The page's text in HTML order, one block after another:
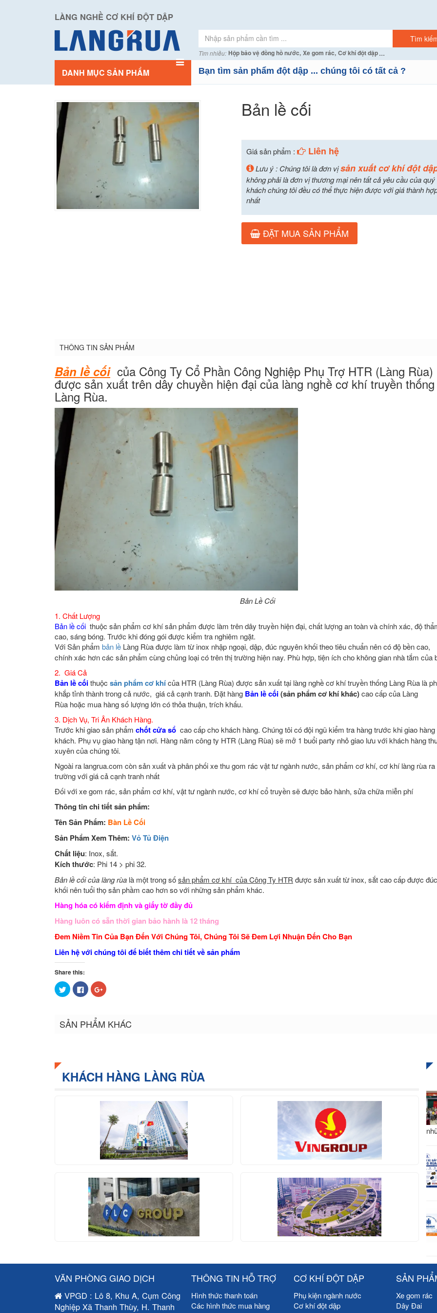
LÀNG NGHỀ CƠ KHÍ ĐỘT DẬP
Tìm nhiều: Hộp bảo vệ đồng hồ nước, Xe gom rác, Cơ khí đột dập...
DANH MỤC SẢN PHẨM Bạn tìm sản phẩm đột dập ... chúng tôi có tất cả ?
Bản lề cối
Giá sản phẩm : Liên hệ
Lưu ý : Chúng tôi là đơn vịsản xuất cơ khí đột
không phải là đơn vị thương mại nên tất cả yêu cầu của quý
khách chúng tôi đều có thể thực hiện được với giá thành
nhất
ĐẶT MUA SẢN PHẨM
THÔNG TIN SẢN PHẨM
Bản lề cối của Công Ty Cổ Phần Công Nghiệp Phụ Trợ HTR (Làng Rùa)
được sản xuất trên dây chuyền hiện đại của làng nghề cơ khí truyền
Làng Rùa.
Bản Lề Cối
1. Chất Lượng
Bản lề cối thuộc sản phẩm cơ khí sản phẩm được làm trên dây truyền hiện đại, chất lượng an toàn và chính xác, độ
cao, sáng bóng. Trước khi đóng gói được kiểm tra nghiêm ngặt.
Với Sản phẩm bản lề Làng Rùa được làm từ inox nhập ngoại, dập, đúc nguyên khối theo tiêu chuẩn nên có độ bền cao,
chính xác hơn các sản phẩm cùng chủng loại có trên thị trường hiện nay. Phù hợp, tiện ích cho không gian nhà tắm của
2. Giá Cả
Bản lề cốithuộc sản phẩm cơ khícủa HTR (Làng Rùa) được sản xuất tại làng nghề cơ khí truyền thống Làng Rùa là
khắp tỉnh thành trong cả nước, giá cả cạnh tranh. Đặt hàng Bản lề cối(sản phẩm cơ khí khác)cao cấp của Làng
Rùa hoặc mua hàng số lượng lớn có thỏa thuận, trích khấu.
3. Dịch Vụ, Tri Ân Khách Hàng.
Trước khi giao sản phẩm chốt cửa sổ cao cấp cho khách hàng. Chúng tôi có đội ngũ kiểm tra hàng trước khi giao
khách. Phụ vụ giao hàng tận nơi. Hàng năm công ty HTR (Làng Rùa) sẽ mở 1 buổi party nhỏ giao lưu với khách hàng
xuyên của chúng tôi.
Ngoài ra langrua.com còn sản xuất và phân phối xe thu gom rác vật tư ngành nước, sản phẩm cơ khí, cơ khí làng rùa ra
trường với giá cả cạnh tranh nhất
Đối với xe gom rác, sản phẩm cơ khí, vật tư ngành nước, cơ khí cổ truyền sẽ được bảo hành, sửa chữa miễn phí
Thông tin chi tiết sản phẩm:
Tên Sản Phẩm: Bàn Lề Cối
Sản Phẩm Xem Thêm: Vỏ Tủ Điện
Chất liệu: Inox, sắt.
Kích thước: Phi 14 > phi 32.
Bản lề cối của làng rùa là một trong sốsản phẩm cơ khí của Công Ty HTR được sản xuất từ inox, sắt cao cấp được
khối nên tuổi thọ sản phầm cao hơn so với những sản phẩm khác.
Hàng hóa có kiểm định và giấy tờ đầy đủ
Hàng luôn có sẵn thời gian bảo hành là 12 tháng
Đem Niềm Tin Của Bạn Đến Với Chúng Tôi, Chúng Tôi Sẽ Đem Lợi Nhuận Đến Cho Bạn
Liên hệ với chúng tôi để biết thêm chi tiết về sản phẩm
Share this:
Bấm
để
chia
(Opens
in
Nhấn
vào
chia
Facebook
(Opens
in
Bấm
để
(Opens
in
SẢN PHẨM KHÁC
KHÁCH HÀNG LÀNG RÙA
VĂN PHÒNG GIAO DỊCH
VPGD : Lô 8, Khu A, Cụm Công
Nghiệp Xã Thanh Thùy, H. Thanh
THÔNG TIN HỖ TRỢ
Hình thức thanh toán
Các hình thức mua hàng
CƠ KHÍ ĐỘT DẬP
Phụ kiện ngành nước
Cơ khí đột dập
SẢN
Xe gom rác
Dây Đai